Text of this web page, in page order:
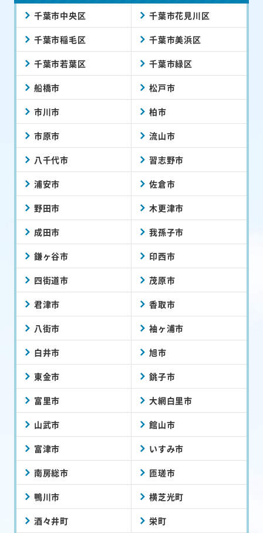
千葉市中央区 千葉市花見川区
千葉市稲毛区 千葉市美浜区
千葉市若葉区 千葉市緑区
船橋市 松戸市
市川市 柏市
市原市 流山市
八千代市 習志野市
浦安市 佐倉市
野田市 木更津市
成田市 我孫子市
鎌ヶ谷市 印西市
四街道市 茂原市
君津市 香取市
八街市 袖ヶ浦市
白井市 旭市
東金市 銚子市
富里市 大網白里市
山武市 館山市
富津市 いすみ市
南房総市 匝瑳市
鴨川市 横芝光町
酒々井町 栄町